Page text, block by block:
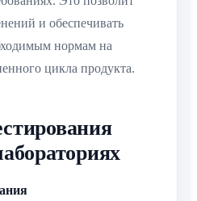
и обеспечивать
нормам на
цикла продукта.